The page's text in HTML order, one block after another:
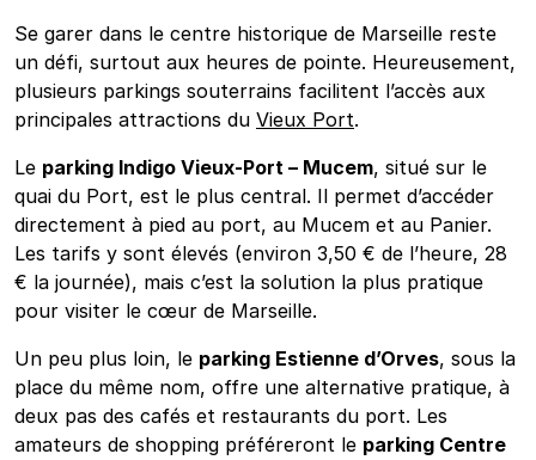
Se garer dans le centre historique de Marseille reste
un défi, surtout aux heures de pointe. Heureusement,
plusieurs parkings souterrains facilitent l’accès aux
principales attractions du Vieux Port.
Le parking Indigo Vieux-Port – Mucem, situé sur le
quai du Port, est le plus central. Il permet d’accéder
directement à pied au port, au Mucem et au Panier.
Les tarifs y sont élevés (environ 3,50 € de l’heure, 28
€ la journée), mais c’est la solution la plus pratique
pour visiter le cœur de Marseille.
Un peu plus loin, le parking Estienne d’Orves, sous la
place du même nom, offre une alternative pratique, à
deux pas des cafés et restaurants du port. Les
amateurs de shopping préféreront le parking Centre